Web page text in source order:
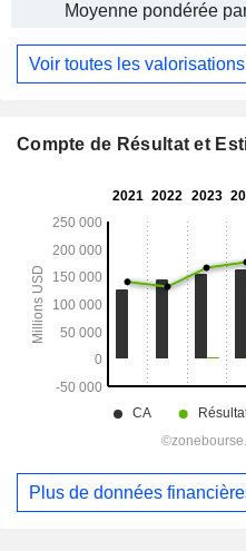
Moyenne pondérée
Voir toutes les
Compte de Résultat et
Plus de données